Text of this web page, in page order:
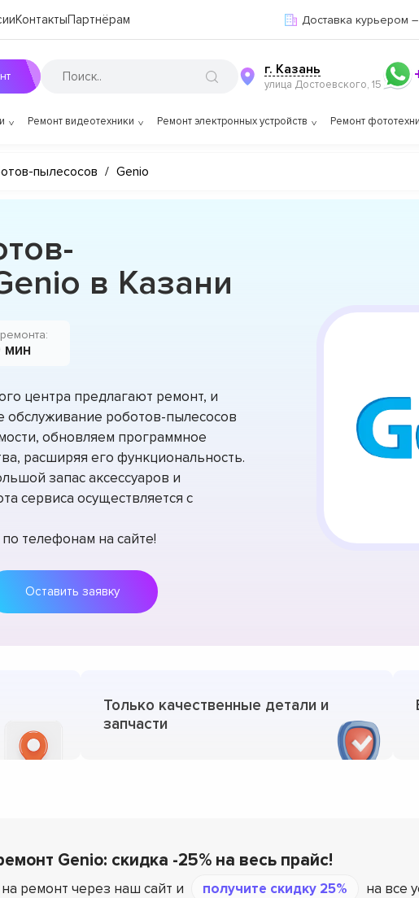
КонтактыПартнёрам Доставка курьером
г. Казань
улица Достоевского, 15
Ремонт видеотехники Ремонт электронных устройств Ремонт
пылесосов / Genio
в Казани
мин
центра предлагают ремонт, и
обслуживание роботов-пылесосов
обновляем программное
расширяя его функциональность.
запас аксессуаров и
сервиса осуществляется с
телефонам на сайте!
Оставить заявку
Только качественные детали и
запчасти
Genio: скидка -25% на весь прайс!
ремонт через наш сайт и получите скидку 25%
на все